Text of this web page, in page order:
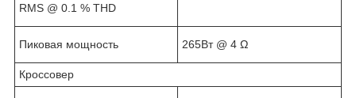
RMS @ 0.1 % THD
Пиковая мощность 265Вт @ 4 Ω
Кроссовер